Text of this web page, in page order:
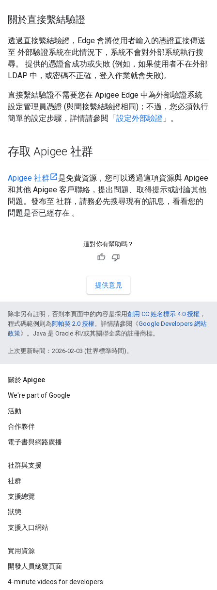
關於直接繫結驗證
透過直接繫結驗證，Edge 會將使用者輸入的憑證直接傳送
至 外部驗證系統在此情況下，系統不會對外部系統執行搜
尋。 提供的憑證會成功或失敗 (例如，如果使用者不在外部
LDAP 中，或密碼不正確，登入作業就會失敗)。
直接繫結驗證不需要您在 Apigee Edge 中為外部驗證系統
設定管理員憑證 (與間接繫結驗證相同)；不過，您必須執行
簡單的設定步驟，詳情請參閱「設定外部驗證 」。
存取 Apigee 社群
Apigee 社群
是免費資源，您可以透過這項資源與 Apigee
和其他 Apigee 客戶聯絡，提出問題、取得提示或討論其他
問題。發布至 社群，請務必先搜尋現有的訊息，看看您的
問題是否已經存在 。
這對你有幫助嗎？
提供意見
除非另有註明，否則本頁面中的內容是採用創用 CC 姓名標示 4.0 授權 ，
程式碼範例則為阿帕契 2.0 授權。詳情請參閱《Google Developers 網站
政策》。Java 是 Oracle 和/或其關聯企業的註冊商標。
上次更新時間：2026-02-03 (世界標準時間)。
關於 Apigee
We're part of Google
活動
合作夥伴
電子書與網路廣播
社群與支援
社群
支援總覽
狀態
支援入口網站
實用資源
開發人員總覽頁面
4-minute videos for developers